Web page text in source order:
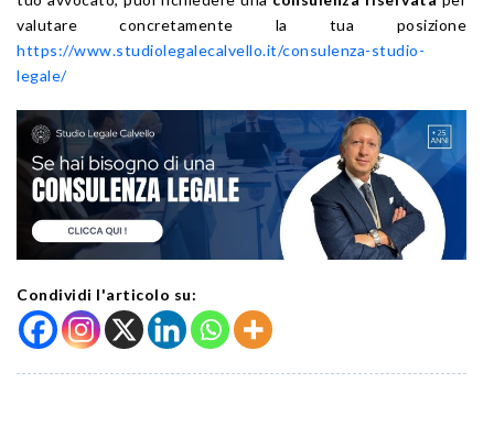
valutare concretamente la tua posizione
https://www.studiolegalecalvello.it/consulenza-studio-
legale/
Condividi l'articolo su: